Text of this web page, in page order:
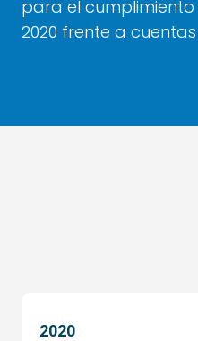
para el cumplimiento
2020 frente a
2020